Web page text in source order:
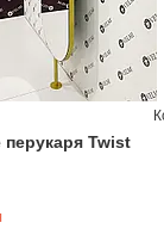
перукаря Twist